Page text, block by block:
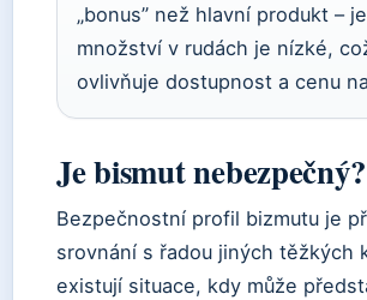
„bonus” než hlavní produkt –
množství v rudách je nízké,
ovlivňuje dostupnost a cenu
Je bismut nebezpečný?
Bezpečnostní profil bizmutu je
srovnání s řadou jiných těžkých
existují situace, kdy může